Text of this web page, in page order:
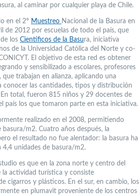
al caminar por cualquier playa de Chile.
en el 2º Muestreo Nacional de la Basura en
de 2012 por escuelas de todo el país, que
los Científicos de la Basura, iniciativa
de la Universidad Católica del Norte y co-
El objetivo de esta red es obtener
y sensibilizado a escolares, profesores
trabajan en alianza, aplicando una
conocer las cantidades, tipos y distribución
En total, fueron 815 niños y 29 docentes de
país los que tomaron parte en esta iniciativa.
realizado en el 2008, permitiendo
m2. Cuatro años después, la
el resultado no fue alentador: la basura ha
unidades de basura/m2.
es que en la zona norte y centro del
la actividad turística y consiste
cigarros y plásticos. En el sur, en cambio, los
en plumavit proveniente de los centros